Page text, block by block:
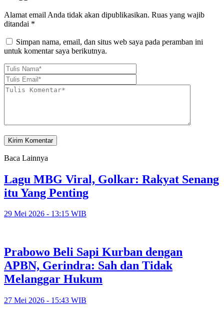
Alamat email Anda tidak akan dipublikasikan. Ruas yang wajib
ditandai *
Simpan nama, email, dan situs web saya pada peramban ini
untuk komentar saya berikutnya.
Baca Lainnya
Lagu MBG Viral, Golkar: Rakyat Senang
itu Yang Penting
29 Mei 2026 - 13:15 WIB
Prabowo Beli Sapi Kurban dengan
APBN, Gerindra: Sah dan Tidak
Melanggar Hukum
27 Mei 2026 - 15:43 WIB